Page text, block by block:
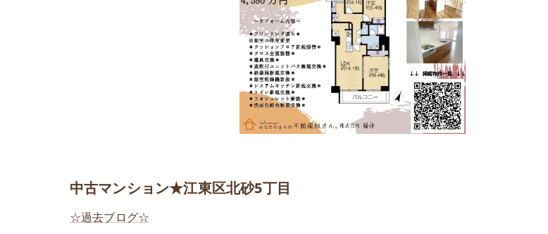
中古マンション★江東区北砂5丁目
☆過去ブログ☆